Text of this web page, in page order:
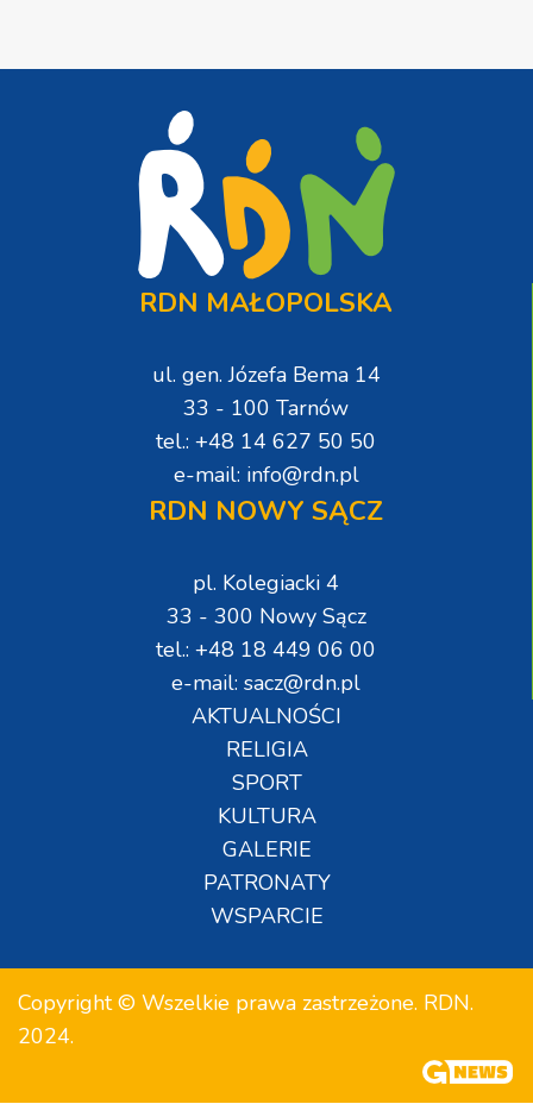
RDN MAŁOPOLSKA
ul. gen. Józefa Bema 14
33 - 100 Tarnów
tel.: +48 14 627 50 50
e-mail: info@rdn.pl
RDN NOWY SĄCZ
pl. Kolegiacki 4
33 - 300 Nowy Sącz
tel.: +48 18 449 06 00
e-mail: sacz@rdn.pl
AKTUALNOŚCI
RELIGIA
SPORT
KULTURA
GALERIE
PATRONATY
WSPARCIE
Copyright © Wszelkie prawa zastrzeżone. RDN.
2024.